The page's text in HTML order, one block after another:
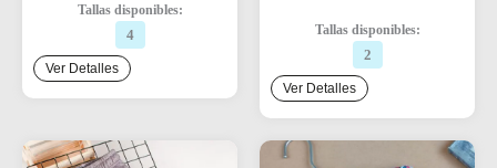
era:
S/75.00.
Tallas disponibles:
4
Ver Detalles
era:
S/59.90.
Tallas disponibles:
2
Ver Detalles